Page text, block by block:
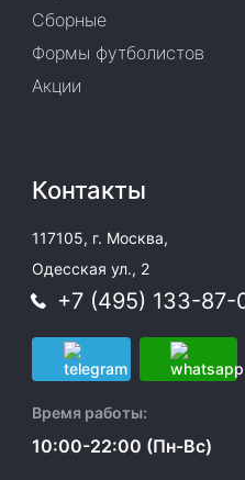
Сборные
Формы футболистов
Акции
Контакты
117105, г. Москва,
Одесская ул., 2
+7 (495) 133-87-
Время работы:
10:00-22:00 (Пн-Вс)